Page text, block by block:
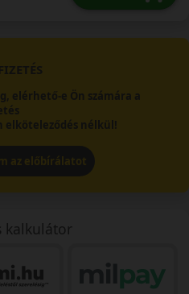
elérhető-e Ön számára a
elköteleződés nélkül!
az előbírálatot
kalkulátor